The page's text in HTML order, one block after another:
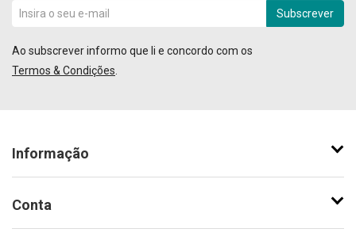
Subscrever
Ao subscrever informo que li e concordo com os
Termos & Condições
Informação
Conta